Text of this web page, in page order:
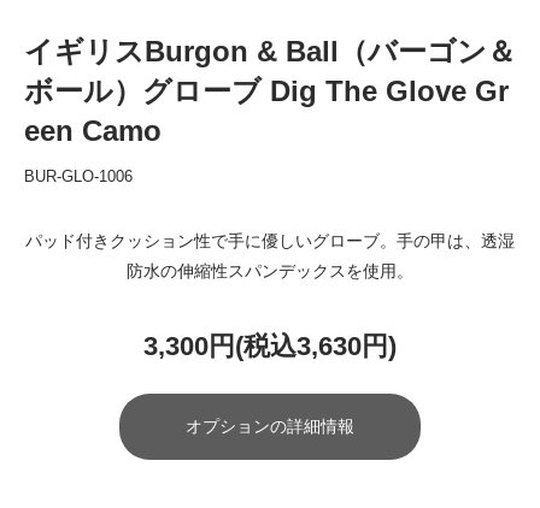
イギリスBurgon & Ball（バーゴン＆
ボール）グローブ Dig The Glove Gr
een Camo
BUR-GLO-1006
パッド付きクッション性で手に優しいグローブ。手の甲は、透湿
防水の伸縮性スパンデックスを使用。
3,300円(税込3,630円)
オプションの詳細情報